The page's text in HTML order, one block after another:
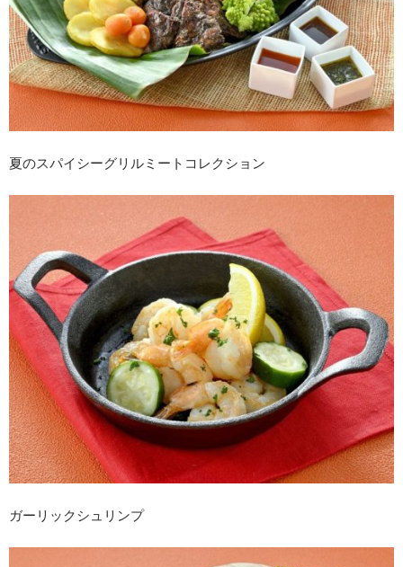
夏のスパイシーグリルミートコレクション
ガーリックシュリンプ